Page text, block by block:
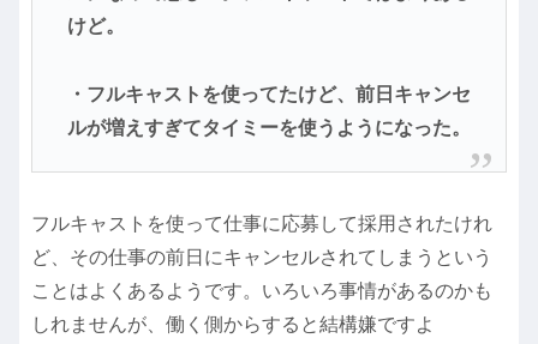
けど。
・フルキャストを使ってたけど、前日キャンセ
ルが増えすぎてタイミーを使うようになった。
フルキャストを使って仕事に応募して採用されたけれ
ど、その仕事の前日にキャンセルされてしまうという
ことはよくあるようです。いろいろ事情があるのかも
しれませんが、働く側からすると結構嫌ですよ